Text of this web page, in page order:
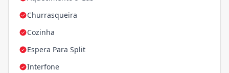
Churrasqueira
Cozinha
Espera Para Split
Interfone